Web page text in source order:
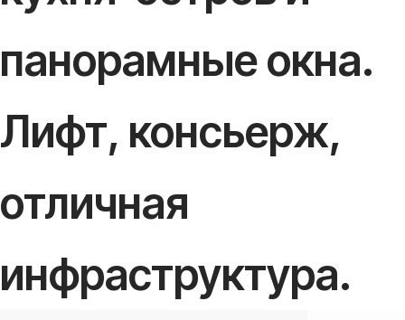
панорамные окна.
Лифт, консьерж,
отличная
инфраструктура.